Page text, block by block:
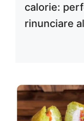
calorie:
rinunciare